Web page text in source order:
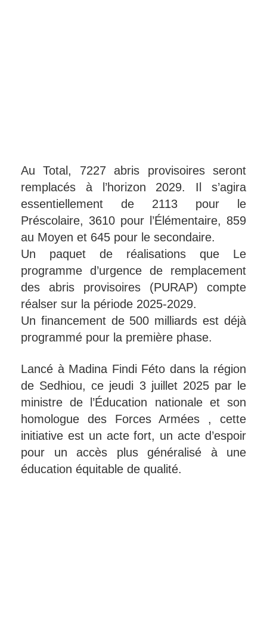
Au Total, 7227 abris provisoires seront
remplacés à l’horizon 2029. Il s’agira
essentiellement de 2113 pour le
Préscolaire, 3610 pour l’Élémentaire, 859
au Moyen et 645 pour le secondaire.
Un paquet de réalisations que Le
programme d’urgence de remplacement
des abris provisoires (PURAP) compte
réalser sur la période 2025-2029.
Un financement de 500 milliards est déjà
programmé pour la première phase.
Lancé à Madina Findi Féto dans la région
de Sedhiou, ce jeudi 3 juillet 2025 par le
ministre de l’Éducation nationale et son
homologue des Forces Armées , cette
initiative est un acte fort, un acte d’espoir
pour un accès plus généralisé à une
éducation équitable de qualité.